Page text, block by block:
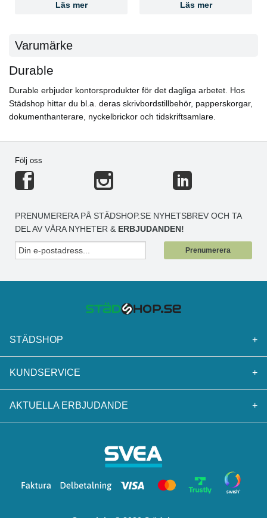
Läs mer Läs mer
Varumärke
Durable
Durable erbjuder kontorsprodukter för det dagliga arbetet. Hos
Städshop hittar du bl.a. deras skrivbordstillbehör, papperskorgar,
dokumenthanterare, nyckelbrickor och tidskriftsamlare.
Följ oss
PRENUMERERA PÅ STÄDSHOP.SE NYHETSBREV OCH TA
DEL AV VÅRA NYHETER & ERBJUDANDEN!
Prenumerera
STÄDSHOP +
KUNDSERVICE +
AKTUELLA ERBJUDANDE +